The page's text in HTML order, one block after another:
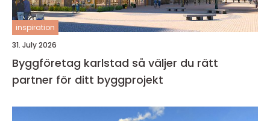
inspiration
31. July 2026
Byggföretag karlstad så väljer du rätt
partner för ditt byggprojekt